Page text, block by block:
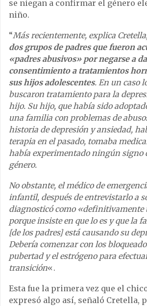
se niegan a confirmar el género
niño.
“Más recientemente, explica
dos grupos de padres que fueron
«padres abusivos» por negarse a
consentimiento a tratamientos
sus hijos adolescentes. En un caso
buscaron tratamiento para la
hijo. Su hijo, que había sido
una familia con problemas de
historia de depresión y ansiedad,
terapia en el pasado, tomaba
había experimentado ningún signo
género.
No obstante, el médico de
infantil, después de entrevistarlo a
diagnosticó como «definitivamente
porque insiste en que lo es y que la
[de los padres] está causando su
Debería comenzar con los
pubertad y el estrógeno para
transición«.
Esta fue la primera vez que el
expresó algo así, señaló Cretella,